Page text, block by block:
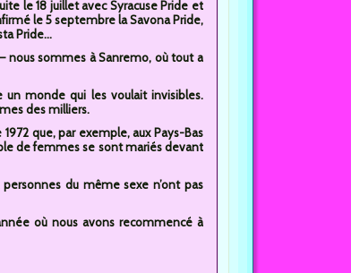
le 18 juillet avec Syracuse Pride et
le 5 septembre la Savona Pride,
Pride...
nous sommes à Sanremo, où tout a
un monde qui les voulait invisibles.
des milliers.
que, par exemple, aux Pays-Bas
de femmes se sont mariés devant
du même sexe n’ont pas
où nous avons recommencé à